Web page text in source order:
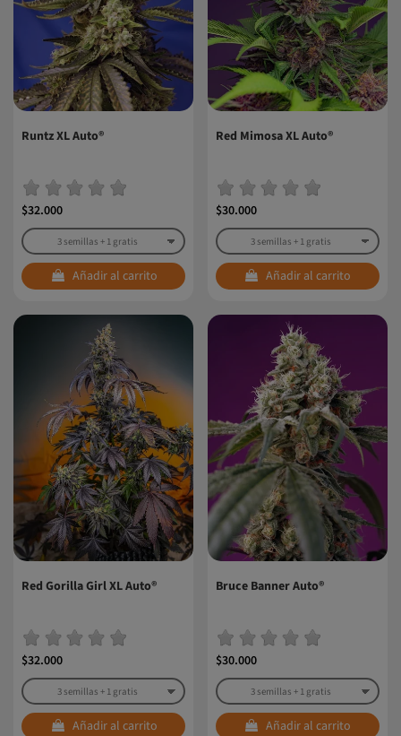
Runtz XL Auto®
$32.000
Añadir al carrito
Red Mimosa XL Auto®
$30.000
Añadir al carrito
Red Gorilla Girl XL Auto®
$32.000
Añadir al carrito
Bruce Banner Auto®
$30.000
Añadir al carrito